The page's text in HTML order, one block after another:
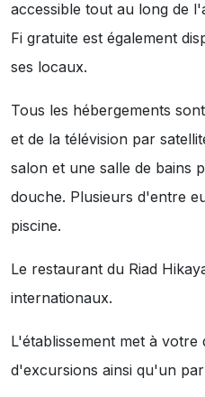
accessible tout au long de
Fi gratuite est également
ses locaux.
Tous les hébergements
et de la télévision par
salon et une salle de bains
douche. Plusieurs d'entre
piscine.
Le restaurant du Riad
internationaux.
L'établissement met à
d'excursions ainsi qu'un